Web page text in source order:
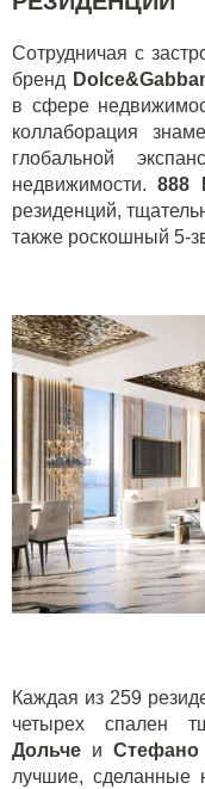
Сотрудничая с
бренд
в сфере
коллаборация
глобальной
недвижимости.888
резиденций,
также роскошный 5-
Каждая из 259
четырех спален
Дольче иСтефано
лучшие, сделанные